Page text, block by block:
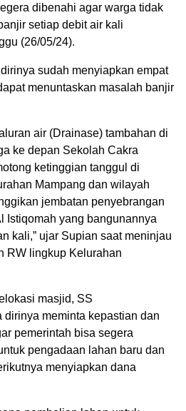
dibenahi agar warga tidak
setiap debit air kali
(26/05/24).
sudah menyiapkan empat
menuntaskan masalah banjir
air (Drainase) tambahan di
ke depan Sekolah Cakra
ketinggian tanggul di
Mampang dan wilayah
jembatan penyebrangan
Istiqomah yang bangunannya
kali,” ujar Supian saat meninjau
RW lingkup Kelurahan
masjid, SS
dirinya meminta kepastian dan
pemerintah bisa segera
pengadaan lahan baru dan
menyiapkan dana